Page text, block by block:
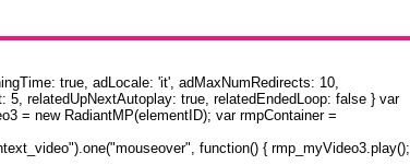
true, adLocale: 'it', adMaxNumRedirects: 10,
relatedUpNextAutoplay: true, relatedEndedLoop: false } var
= new RadiantMP(elementID); var rmpContainer =
function() { rmp_myVideo3.play();